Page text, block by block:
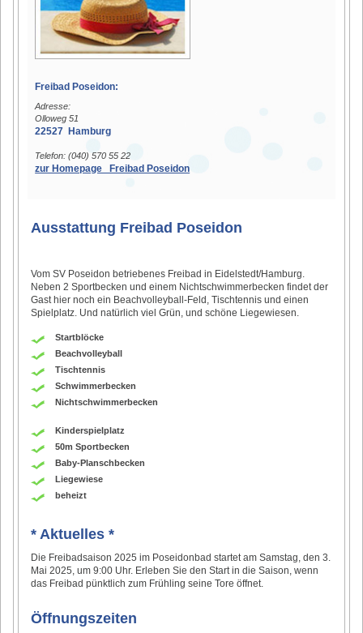
Freibad Poseidon:
Adresse:
Olloweg 51
22527 Hamburg
Telefon: (040) 570 55 22
zur Homepage Freibad Poseidon
Ausstattung Freibad Poseidon
Vom SV Poseidon betriebenes Freibad in Eidelstedt/Hamburg.
Neben 2 Sportbecken und einem Nichtschwimmerbecken findet der
Gast hier noch ein Beachvolleyball-Feld, Tischtennis und einen
Spielplatz. Und natürlich viel Grün, und schöne Liegewiesen.
Startblöcke
Beachvolleyball
Tischtennis
Schwimmerbecken
Nichtschwimmerbecken
Kinderspielplatz
50m Sportbecken
Baby-Planschbecken
Liegewiese
beheizt
* Aktuelles *
Die Freibadsaison 2025 im Poseidonbad startet am Samstag, den 3.
Mai 2025, um 9:00 Uhr. Erleben Sie den Start in die Saison, wenn
das Freibad pünktlich zum Frühling seine Tore öffnet.
Öffnungszeiten